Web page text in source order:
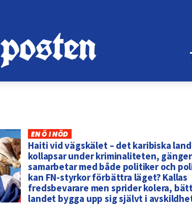
EN Ö I NÖD
Haiti vid vägskälet – det karibiska
kollapsar under kriminaliteten,
samarbetar med både politiker och
kan FN-styrkor förbättra läget? Kallas
fredsbevarare men sprider kolera,
landet bygga upp sig självt i